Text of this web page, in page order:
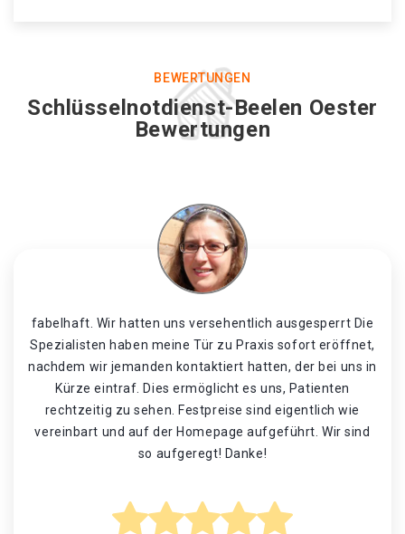
BEWERTUNGEN
Schlüsselnotdienst-Beelen Oester
Bewertungen
fabelhaft. Wir hatten uns versehentlich ausgesperrt Die
Spezialisten haben meine Tür zu Praxis sofort eröffnet,
nachdem wir jemanden kontaktiert hatten, der bei uns in
Kürze eintraf. Dies ermöglicht es uns, Patienten
rechtzeitig zu sehen. Festpreise sind eigentlich wie
vereinbart und auf der Homepage aufgeführt. Wir sind
so aufgeregt! Danke!